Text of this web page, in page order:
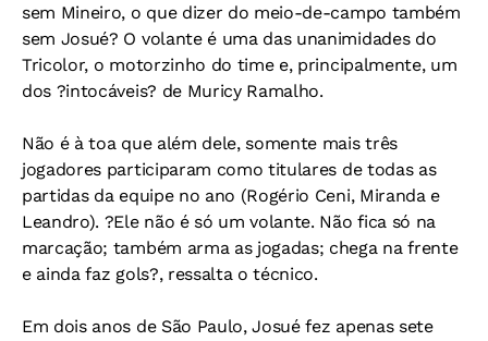
sem Mineiro, o que dizer do meio-de-campo também
sem Josué? O volante é uma das unanimidades do
Tricolor, o motorzinho do time e, principalmente, um
dos ?intocáveis? de Muricy Ramalho.
Não é à toa que além dele, somente mais três
jogadores participaram como titulares de todas as
partidas da equipe no ano (Rogério Ceni, Miranda e
Leandro). ?Ele não é só um volante. Não fica só na
marcação; também arma as jogadas; chega na frente
e ainda faz gols?, ressalta o técnico.
Em dois anos de São Paulo, Josué fez apenas sete